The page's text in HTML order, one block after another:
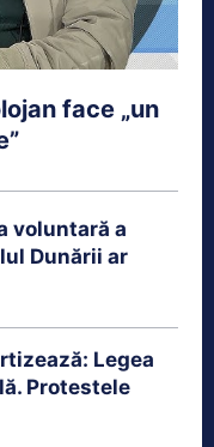
face „un
voluntară a
Dunării ar
Legea
Protestele